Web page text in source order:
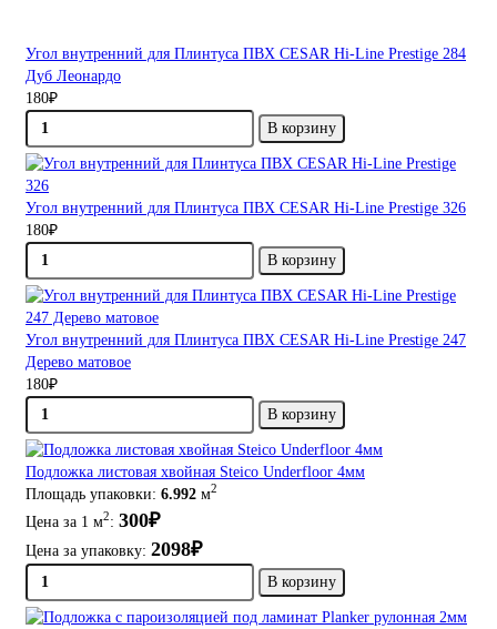
Угол внутренний для Плинтуса ПВХ CESAR Hi-Line Prestige 284
Дуб Леонардо
180₽
В корзину
Угол внутренний для Плинтуса ПВХ CESAR Hi-Line Prestige 326
180₽
В корзину
Угол внутренний для Плинтуса ПВХ CESAR Hi-Line Prestige 247
Дерево матовое
180₽
В корзину
Подложка листовая хвойная Steico Underfloor 4мм
Площадь упаковки: 6.992 м2
Цена за 1 м2: 300₽
Цена за упаковку: 2098₽
В корзину